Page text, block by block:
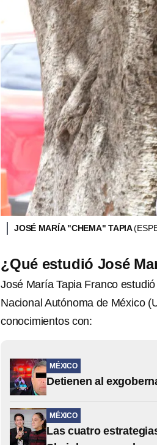
JOSÉ MARÍA "CHEMA" TAPIA
¿Qué estudió José
José María Tapia Franco
Nacional Autónoma de México
conocimientos con:
MÉXICO
Detienen al
MÉXICO
Las cuatro